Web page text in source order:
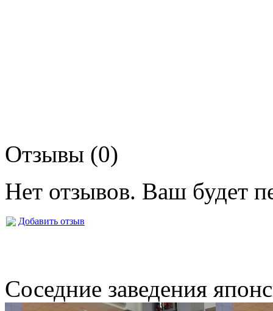
Отзывы (0)
Нет отзывов. Ваш будет
Добавить отзыв
Соседние заведения